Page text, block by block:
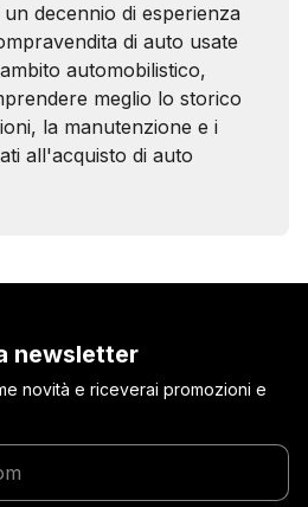
decennio di esperienza
di auto usate
automobilistico,
meglio lo storico
la manutenzione e i
all'acquisto di auto
newsletter
novità e riceverai promozioni e